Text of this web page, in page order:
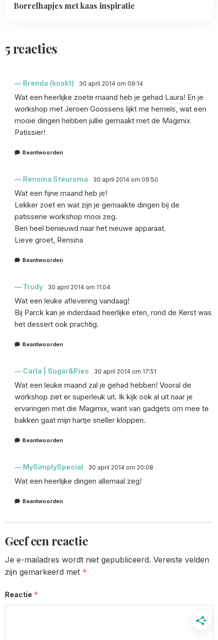
Borrelhapjes met kaas inspiratie
5 reacties
Brenda (kookt) 30 april 2014 om 09:14
Wat een heerlijke zoete maand heb je gehad Laura! En je
workshop met Jeroen Goossens lijkt me hemels, wat een
mooie dingen hebben jullie gemaakt met de Magimix
Patissier!
Beantwoorden
Rensina Steursma 30 april 2014 om 09:50
Wat een fijne maand heb je!
Lekker zoet en wat zijn je gemaakte dingen bij de
patisserie workshop mooi zeg.
Ben heel benieuwd naar het nieuwe apparaat.
Lieve groet, Rensina
Beantwoorden
Trudy 30 april 2014 om 11:04
Wat een leuke aflevering vandaag!
Bij Parck kan je inderdaad heerlijke eten, rond de Kerst was
het dessert ook prachtig.
Beantwoorden
Carla | Sugar&Pies 30 april 2014 om 17:51
Wat een leuke maand zal je gehad hebben! Vooral de
workshop ziet er superleuk uit. Ik kijk ook al uit naar je
ervaringen met die Magimix, want van gadgets om mee te
bakken gaat mijn hartje sneller kloppen.
Beantwoorden
MySimplySpecial 30 april 2014 om 20:08
Wat een heerlijke dingen allemaal zeg!
Beantwoorden
Geef een reactie
Je e-mailadres wordt niet gepubliceerd. Vereiste velden
zijn gemarkeerd met *
Reactie *